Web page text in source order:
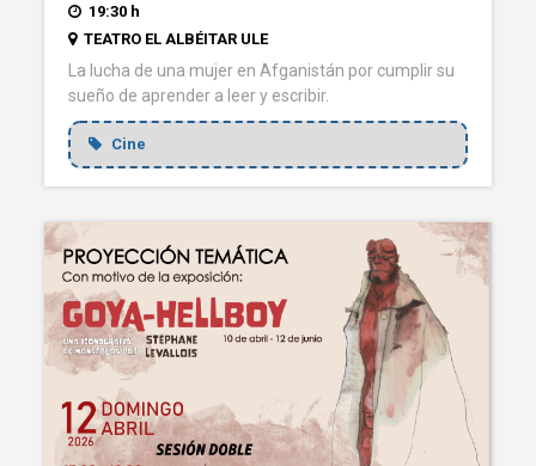
19:30 h
TEATRO EL ALBÉITAR ULE
La lucha de una mujer en Afganistán por cumplir su
sueño de aprender a leer y escribir.
Cine